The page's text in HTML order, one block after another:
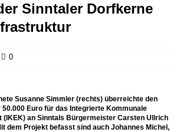
Sinntaler Dorfkerne
0
Susanne Simmler (rechts) überreichte den
50.000 Euro für das Integrierte Kommunale
(IKEK) an Sinntals Bürgermeister Carsten Ullrich
dem Projekt befasst sind auch Johannes Michel,